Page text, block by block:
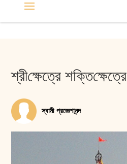
শ্রী‌ক্ষেত্রে শক্তি‌ক্ষেত্রে
স্বামী প্রজ্ঞেশানন্দ